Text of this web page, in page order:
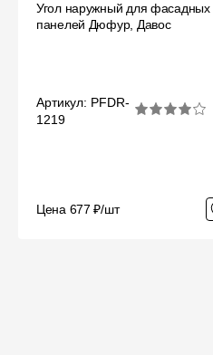
Угол наружный для фасадных
панелей Дюфур, Давос
Артикул: PFDR-
1219
Цена 677 ₽/шт